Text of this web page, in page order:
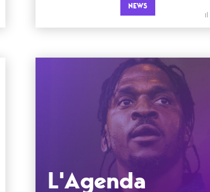
NEWS
il
L'Agenda